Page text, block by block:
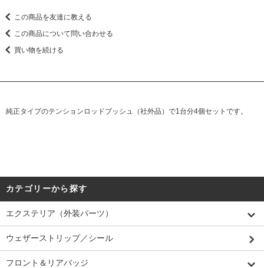
この商品を友達に教える
この商品について問い合わせる
買い物を続ける
純正タイプのテンションロッドブッシュ（社外品）で1台分4個セットです。
カテゴリーから探す
エクステリア（外装パーツ）
ウェザーストリップ／シール
フロント＆リアバッジ